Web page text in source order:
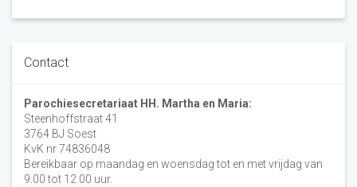
Contact
Parochiesecretariaat HH. Martha en Maria:
Steenhoffstraat 41
3764 BJ Soest
KvK nr 74836048
Bereikbaar op maandag en woensdag tot en met vrijdag van
9.00 tot 12.00 uur.